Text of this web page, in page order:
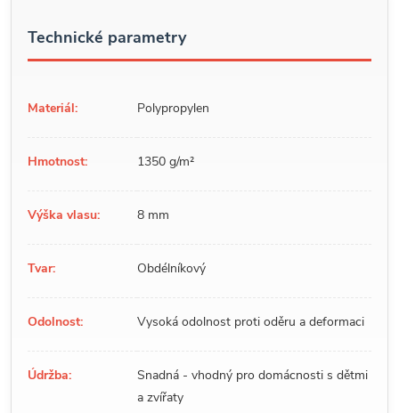
Technické parametry
Materiál: Polypropylen
Hmotnost: 1350 g/m²
Výška vlasu: 8 mm
Tvar: Obdélníkový
Odolnost: Vysoká odolnost proti oděru a deformaci
Údržba:
Snadná - vhodný pro domácnosti s dětmi
a zvířaty